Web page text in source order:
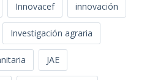
Innovacef innovación
Investigación agraria
JAE